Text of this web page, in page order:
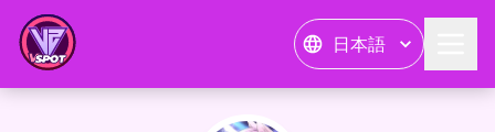
日本語
夕凪ユナ
<p>初めましての方、いつも応援してくれている方もこん